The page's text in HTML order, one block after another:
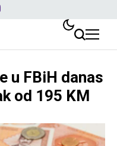
u FBiH danas
od 195 KM